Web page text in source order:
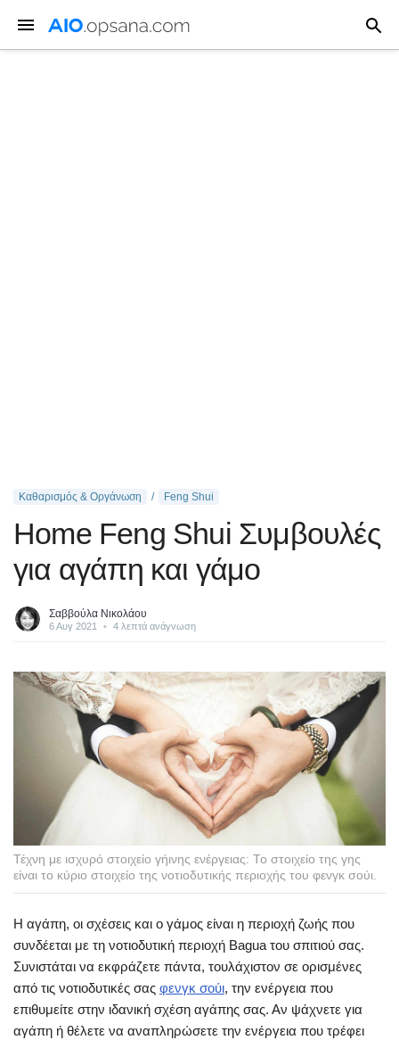
Καθαρισμός & Οργάνωση Feng Shui
Home Feng Shui Συμβουλές
για αγάπη και γάμο
Σαββούλα Νικολάου
6 Αυγ 2021 • 4 λεπτά ανάγνωση
Τέχνη με ισχυρό στοιχείο γήινης ενέργειας: Το στοιχείο της γης
είναι το κύριο στοιχείο της νοτιοδυτικής περιοχής του φενγκ σούι.
Η αγάπη, οι σχέσεις και ο γάμος είναι η περιοχή ζωής που
συνδέεται με τη νοτιοδυτική περιοχή Bagua του σπιτιού σας.
Συνιστάται να εκφράζετε πάντα, τουλάχιστον σε ορισμένες
από τις νοτιοδυτικές σας φενγκ σούι, την ενέργεια που
επιθυμείτε στην ιδανική σχέση αγάπης σας. Αν ψάχνετε για
αγάπη ή θέλετε να αναπληρώσετε την ενέργεια που τρέφει